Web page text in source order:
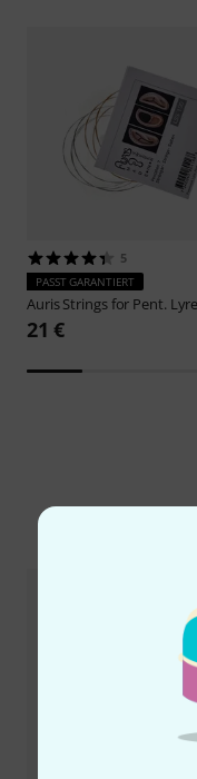
5
PASST GARANTIERT
AurisStrings for Pent.
21 €